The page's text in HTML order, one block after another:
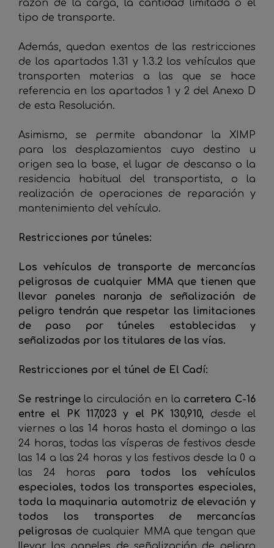
razón de la carga, la cantidad limitada o el
tipo de transporte.
Además, quedan exentos de las restricciones
de los apartados 1.31 y 1.3.2 los vehículos que
transporten materias a las que se hace
referencia en los apartados 1 y 2 del Anexo D
de esta Resolución.
Asimismo, se permite abandonar la XIMP
para los desplazamientos cuyo destino u
origen sea la base, el lugar de descanso o la
residencia habitual del transportista, o la
realización de operaciones de reparación y
mantenimiento del vehículo.
Restricciones por túneles:
Los vehículos de transporte de mercancías
peligrosas de cualquier MMA que tienen que
llevar paneles naranja de señalización de
peligro tendrán que respetar las limitaciones
de paso por túneles establecidas y
señalizadas por los titulares de las vías.
Restricciones por el túnel de El Cadí:
Se restringe la circulación en la carretera C-16
entre el PK 117,023 y el PK 130,910, desde el
viernes a las 14 horas hasta el domingo a las
24 horas, todas las vísperas de festivos desde
las 14 a las 24 horas y los festivos desde la 0 a
las 24 horas para todos los vehículos
especiales, todos los transportes especiales,
toda la maquinaria automotriz de elevación y
todos los transportes de mercancías
peligrosas de cualquier MMA que tengan que